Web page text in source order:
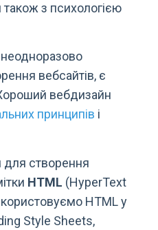
також з психологією
вебсайтів, є
вебдизайн
принципів і
створення
HTML (HyperText
HTML у
Style Sheets,